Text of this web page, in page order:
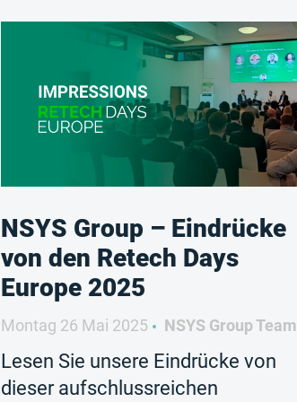
NSYS Group – Eindrücke
von den Retech Days
Europe 2025
Montag 26 Mai 2025 NSYS Group Team
Lesen Sie unsere Eindrücke von
dieser aufschlussreichen